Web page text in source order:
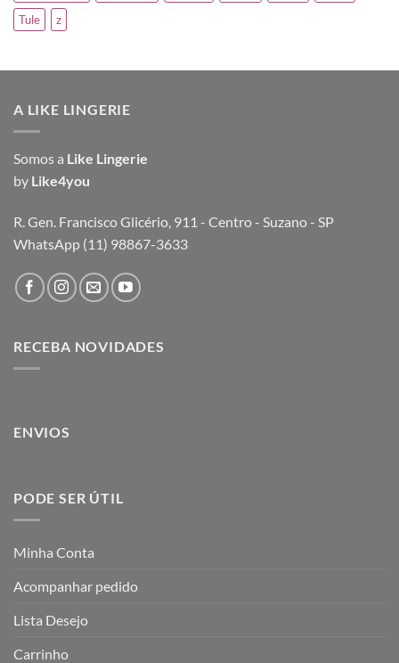
Tule
z
A LIKE LINGERIE
Somos a Like Lingerie
by Like4you
R. Gen. Francisco Glicério, 911 - Centro - Suzano - SP
WhatsApp (11) 98867-3633
RECEBA NOVIDADES
ENVIOS
PODE SER ÚTIL
Minha Conta
Acompanhar pedido
Lista Desejo
Carrinho